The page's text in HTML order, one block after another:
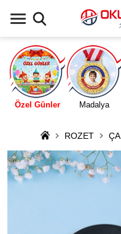
Özel Günler Madalya
ROZET